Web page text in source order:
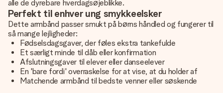
alle de dyrebare hverdagsøjeblikke.
Perfekt til enhver ung smykkeelsker
Dette armbånd passer smukt på børns håndled og fungerer til
så mange lejligheder:
Fødselsdagsgaver, der føles ekstra tankefulde
Et særligt minde til dåb eller konfirmation
Afslutningsgaver til elever eller danseelever
En 'bare fordi' overraskelse for at vise, at du holder af
Matchende armbånd til bedste venner eller søskende